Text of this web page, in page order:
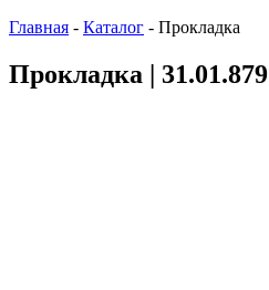
Главная - Каталог - Прокладка
Прокладка | 31.01.879